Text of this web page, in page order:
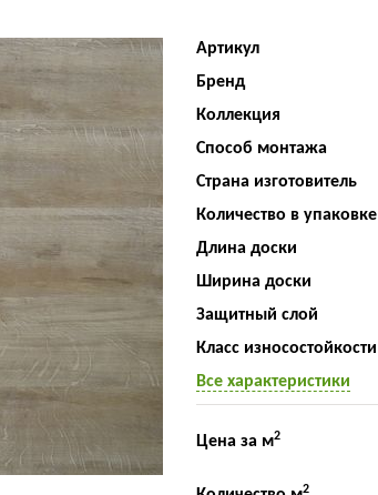
Артикул
Бренд
Коллекция
Способ монтажа
Страна изготовитель
Количество в упаковке
Длина доски
Ширина доски
Защитный слой
Класс износостойкости
Все характеристики
Цена за м2
2